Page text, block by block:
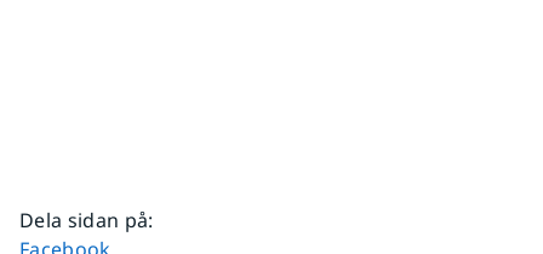
Dela sidan på:
Dela sidan på